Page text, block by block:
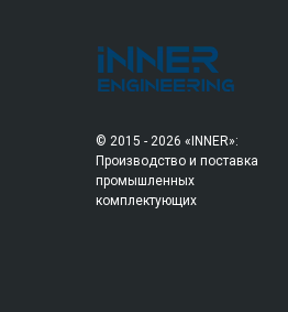
© 2015 - 2026 «INNER»:
Производство и поставка
промышленных
комплектующих